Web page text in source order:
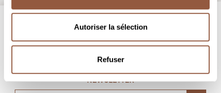
Autoriser la sélection
Refuser
NEWSLETTER